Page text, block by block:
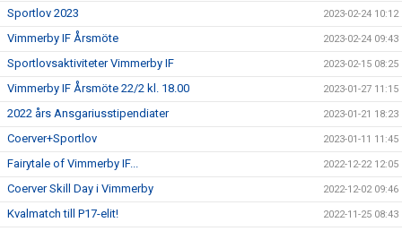
Sportlov 2023 2023-02-24 10:12
Vimmerby IF Årsmöte 2023-02-24 09:43
Sportlovsaktiviteter Vimmerby IF 2023-02-15 08:25
Vimmerby IF Årsmöte 22/2 kl. 18.00 2023-01-27 11:15
2022 års Ansgariusstipendiater 2023-01-21 18:23
Coerver+Sportlov 2023-01-11 11:45
Fairytale of Vimmerby IF... 2022-12-22 12:05
Coerver Skill Day i Vimmerby 2022-12-02 09:46
Kvalmatch till P17-elit! 2022-11-25 08:43